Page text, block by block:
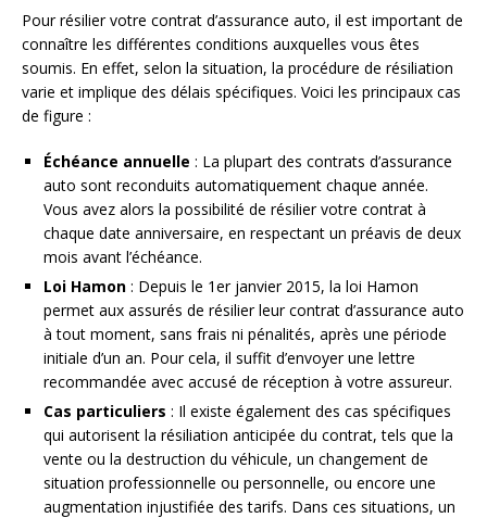
Pour résilier votre contrat d’assurance auto, il est important de
connaître les différentes conditions auxquelles vous êtes
soumis. En effet, selon la situation, la procédure de résiliation
varie et implique des délais spécifiques. Voici les principaux cas
de figure :
Échéance annuelle : La plupart des contrats d’assurance
auto sont reconduits automatiquement chaque année.
Vous avez alors la possibilité de résilier votre contrat à
chaque date anniversaire, en respectant un préavis de deux
mois avant l’échéance.
Loi Hamon : Depuis le 1er janvier 2015, la loi Hamon
permet aux assurés de résilier leur contrat d’assurance auto
à tout moment, sans frais ni pénalités, après une période
initiale d’un an. Pour cela, il suffit d’envoyer une lettre
recommandée avec accusé de réception à votre assureur.
Cas particuliers : Il existe également des cas spécifiques
qui autorisent la résiliation anticipée du contrat, tels que la
vente ou la destruction du véhicule, un changement de
situation professionnelle ou personnelle, ou encore une
augmentation injustifiée des tarifs. Dans ces situations, un